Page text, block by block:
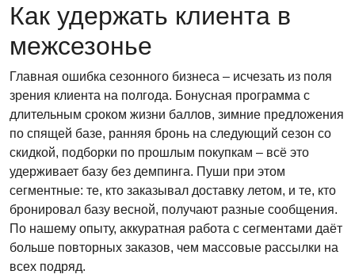
Как удержать клиента в
межсезонье
Главная ошибка сезонного бизнеса – исчезать из поля
зрения клиента на полгода. Бонусная программа с
длительным сроком жизни баллов, зимние предложения
по спящей базе, ранняя бронь на следующий сезон со
скидкой, подборки по прошлым покупкам – всё это
удерживает базу без демпинга. Пуши при этом
сегментные: те, кто заказывал доставку летом, и те, кто
бронировал базу весной, получают разные сообщения.
По нашему опыту, аккуратная работа с сегментами даёт
больше повторных заказов, чем массовые рассылки на
всех подряд.